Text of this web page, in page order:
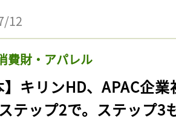
12
費財・アパレル
】キリンHD、APAC企
テップ2で。ステップ3